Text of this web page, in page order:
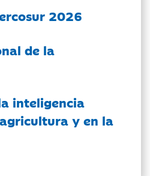
2026
de la
inteligencia
y en la